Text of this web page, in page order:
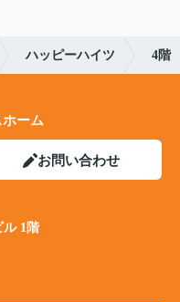
ハッピーハイツ 4階
ーム
お問い合わせ
ル 1階